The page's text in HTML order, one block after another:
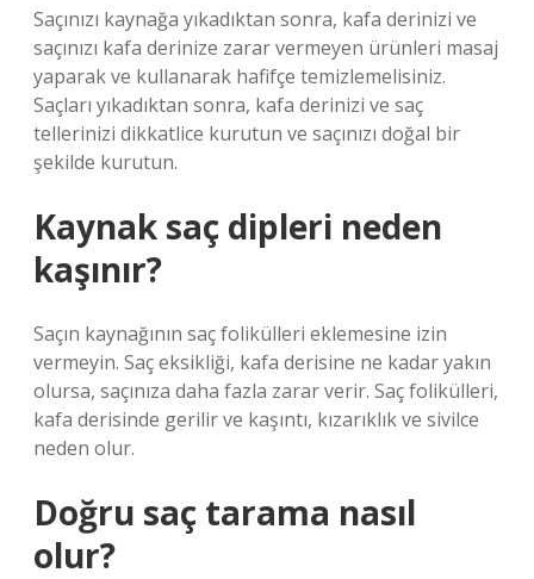
Saçınızı kaynağa yıkadıktan sonra, kafa derinizi ve
saçınızı kafa derinize zarar vermeyen ürünleri masaj
yaparak ve kullanarak hafifçe temizlemelisiniz.
Saçları yıkadıktan sonra, kafa derinizi ve saç
tellerinizi dikkatlice kurutun ve saçınızı doğal bir
şekilde kurutun.
Kaynak saç dipleri neden
kaşınır?
Saçın kaynağının saç folikülleri eklemesine izin
vermeyin. Saç eksikliği, kafa derisine ne kadar yakın
olursa, saçınıza daha fazla zarar verir. Saç folikülleri,
kafa derisinde gerilir ve kaşıntı, kızarıklık ve sivilce
neden olur.
Doğru saç tarama nasıl
olur?